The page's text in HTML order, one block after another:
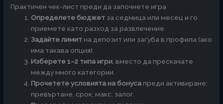
Практичен чек-лист преди да започнете игра
Определете бюджет за седмица или месец и го
приемете като разход за развлечение.
Задайте лимит на депозит или загуба в профила (ако
има такава опция).
Изберете 1–2 типа игри, вместо да прескачате
между много категории.
Прочетете условията на бонуса преди активиране:
превъртане, срок, макс. залог.